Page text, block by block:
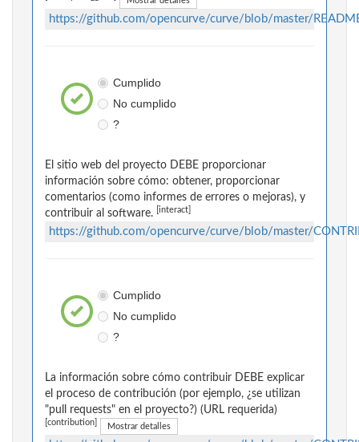
https://github.com/opencurve/curve/blob/master/
Cumplido
No cumplido
?
El sitio web del proyecto DEBE proporcionar
información sobre cómo: obtener, proporcionar
comentarios (como informes de errores o mejoras), y
contribuir al software.
[interact]
https://github.com/opencurve/curve/blob/master/
Cumplido
No cumplido
?
La información sobre cómo contribuir DEBE explicar
el proceso de contribución (por ejemplo, ¿se utilizan
"pull requests" en el proyecto?) (URL requerida)
[contribution] Mostrar detalles